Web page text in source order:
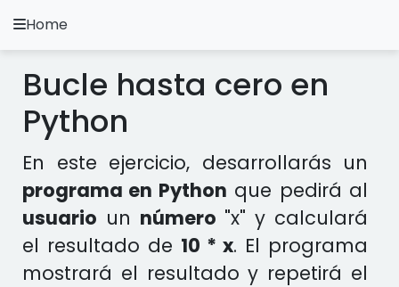
A.
Ejercicios Python
Instalación y Configuración
Metodología Python
Video Tutoriales
Ejercicios en otros Lenguajes
Home
Bucle hasta cero en
Python
En este ejercicio, desarrollarás un
programa en Python que pedirá al
usuario un número "x" y calculará
el resultado de 10 * x. El programa
mostrará el resultado y repetirá el